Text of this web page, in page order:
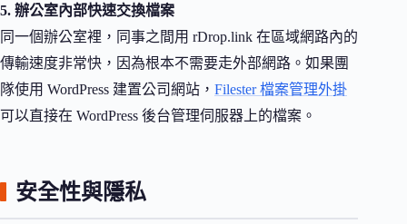
5. 辦公室內部快速交換檔案
同一個辦公室裡，同事之間用 rDrop.link 在區域網路內的
傳輸速度非常快，因為根本不需要走外部網路。如果團
隊使用 WordPress 建置公司網站， Filester 檔案管理外掛
可以直接在 WordPress 後台管理伺服器上的檔案。
安全性與隱私